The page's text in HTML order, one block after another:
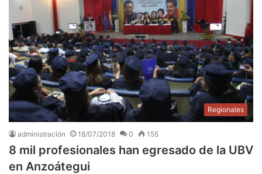
Regionales
administración 18/07/2018 0 155
8 mil profesionales han egresado de la UBV
en Anzoátegui